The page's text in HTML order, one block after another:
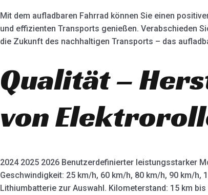
Mit dem aufladbaren Fahrrad können Sie einen
und effizienten Transports genießen. Verabschieden
die Zukunft des nachhaltigen Transports – das
Qualität –
von
2024 2025 2026 Benutzerdefinierter leistungsstarker
Geschwindigkeit: 25 km/h, 60 km/h, 80 km/h, 90 km/h,
Lithiumbatterie zur Auswahl. Kilometerstand: 15 km